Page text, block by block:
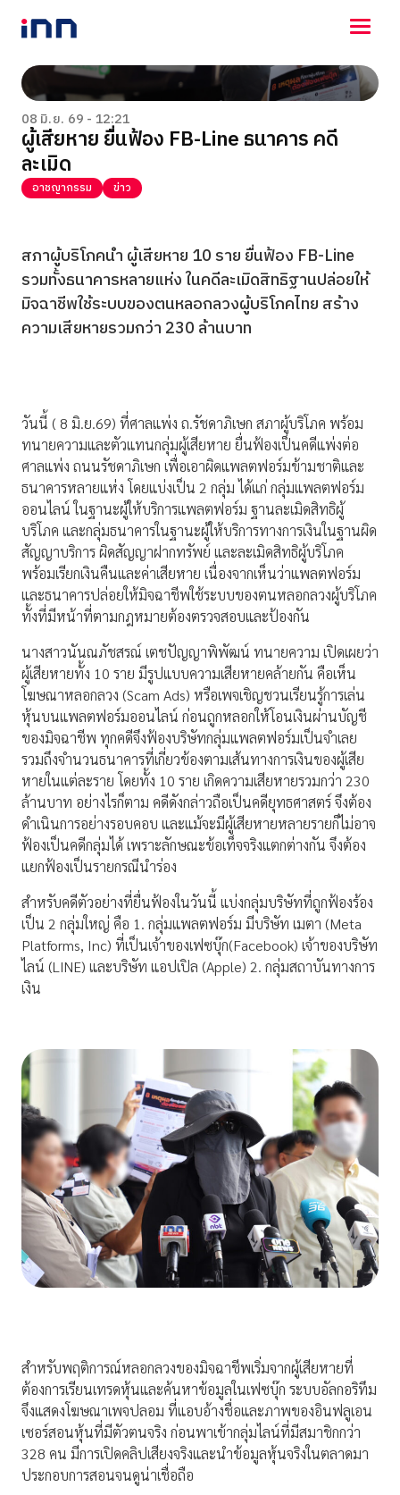
NEWS
ENTERTAINMENT
LIFESTYLE
HOROSCOPE
LOTTERY
VIDEO
08 มิ.ย. 69 - 12:21
ผู้เสียหาย ยื่นฟ้อง FB-Line ธนาคาร คดี
ละเมิด
อาชญากรรม ข่าว
สภาผู้บริโภคนำ ผู้เสียหาย 10 ราย ยื่นฟ้อง FB-Line
รวมทั้งธนาคารหลายแห่ง ในคดีละเมิดสิทธิฐานปล่อยให้
มิจฉาชีพใช้ระบบของตนหลอกลวงผู้บริโภคไทย สร้าง
ความเสียหายรวมกว่า 230 ล้านบาท
วันนี้ ( 8 มิ.ย.69) ที่ศาลแพ่ง ถ.รัชดาภิเษก สภาผู้บริโภค พร้อม
ทนายความและตัวแทนกลุ่มผู้เสียหาย ยื่นฟ้องเป็นคดีแพ่งต่อ
ศาลแพ่ง ถนนรัชดาภิเษก เพื่อเอาผิดแพลตฟอร์มข้ามชาติและ
ธนาคารหลายแห่ง โดยแบ่งเป็น 2 กลุ่ม ได้แก่ กลุ่มแพลตฟอร์ม
ออนไลน์ ในฐานะผู้ให้บริการแพลตฟอร์ม ฐานละเมิดสิทธิผู้
บริโภค และกลุ่มธนาคารในฐานะผู้ให้บริการทางการเงินในฐานผิด
สัญญาบริการ ผิดสัญญาฝากทรัพย์ และละเมิดสิทธิผู้บริโภค
พร้อมเรียกเงินคืนและค่าเสียหาย เนื่องจากเห็นว่าแพลตฟอร์ม
และธนาคารปล่อยให้มิจฉาชีพใช้ระบบของตนหลอกลวงผู้บริโภค
ทั้งที่มีหน้าที่ตามกฎหมายต้องตรวจสอบและป้องกัน
นางสาวนันณภัชสรณ์ เตชปัญญาพิพัฒน์ ทนายความ เปิดเผยว่า
ผู้เสียหายทั้ง 10 ราย มีรูปแบบความเสียหายคล้ายกัน คือเห็น
โฆษณาหลอกลวง (Scam Ads) หรือเพจเชิญชวนเรียนรู้การเล่น
หุ้นบนแพลตฟอร์มออนไลน์ ก่อนถูกหลอกให้โอนเงินผ่านบัญชี
ของมิจฉาชีพ ทุกคดีจึงฟ้องบริษัทกลุ่มแพลตฟอร์มเป็นจำเลย
รวมถึงจำนวนธนาคารที่เกี่ยวข้องตามเส้นทางการเงินของผู้เสีย
หายในแต่ละราย โดยทั้ง 10 ราย เกิดความเสียหายรวมกว่า 230
ล้านบาท อย่างไรก็ตาม คดีดังกล่าวถือเป็นคดียุทธศาสตร์ จึงต้อง
ดำเนินการอย่างรอบคอบ และแม้จะมีผู้เสียหายหลายรายก็ไม่อาจ
ฟ้องเป็นคดีกลุ่มได้ เพราะลักษณะข้อเท็จจริงแตกต่างกัน จึงต้อง
แยกฟ้องเป็นรายกรณีนำร่อง
สำหรับคดีตัวอย่างที่ยื่นฟ้องในวันนี้ แบ่งกลุ่มบริษัทที่ถูกฟ้องร้อง
เป็น 2 กลุ่มใหญ่ คือ 1. กลุ่มแพลตฟอร์ม มีบริษัท เมตา (Meta
Platforms, Inc) ที่เป็นเจ้าของเฟซบุ๊ก(Facebook) เจ้าของบริษัท
ไลน์ (LINE) และบริษัท แอปเปิล (Apple) 2. กลุ่มสถาบันทางการ
เงิน
สำหรับพฤติการณ์หลอกลวงของมิจฉาชีพเริ่มจากผู้เสียหายที่
ต้องการเรียนเทรดหุ้นและค้นหาข้อมูลในเฟซบุ๊ก ระบบอัลกอริทึม
จึงแสดงโฆษณาเพจปลอม ที่แอบอ้างชื่อและภาพของอินฟลูเอน
เซอร์สอนหุ้นที่มีตัวตนจริง ก่อนพาเข้ากลุ่มไลน์ที่มีสมาชิกกว่า
328 คน มีการเปิดคลิปเสียงจริงและนำข้อมูลหุ้นจริงในตลาดมา
ประกอบการสอนจนดูน่าเชื่อถือ